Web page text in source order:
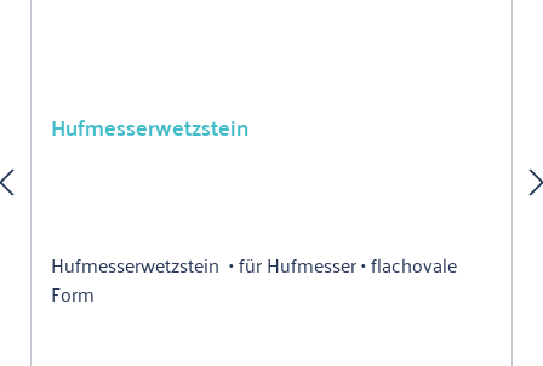
Hufmesserwetzstein
Hufmesserwetzstein • für Hufmesser • flachovale
Form